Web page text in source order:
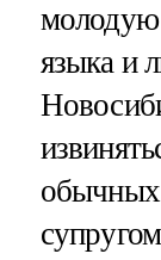
молодую
языка и
обычных